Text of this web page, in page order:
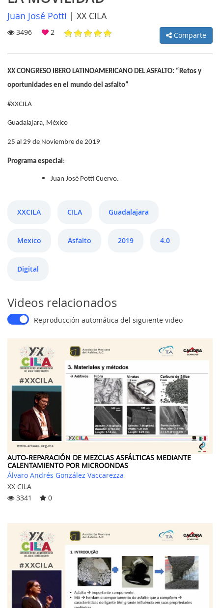
NOTICIAS
BLOG
CLUB
AUTORES
CONTACTO
Comparte:
Juan José Potti | XX CILA
3496 2 Comparte
XX CONGRESO IBERO LATINOAMERICANO DEL ASFALTO: “Retos y
oportunidades en el mundo del asfalto”
#XXCILA
Guadalajara, México
25 al 29 de Noviembre de 2019
Programa especial :
Juan José Potti Cuervo.
XXCILA CILA Guadalajara
Mexico Asfalto 2019 4.0
Digital
Videos relacionados
Reproducción automática del siguiente video
AUTO-REPARACIÓN DE MEZCLAS ASFÁLTICAS MEDIANTE
CALENTAMIENTO POR MICROONDAS
Álvaro Andrés González Vaccarezza
XX CILA
3341
0